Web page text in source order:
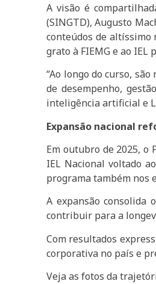
A visão é
(SINGTD), Augusto
conteúdos de altíssimo
grato à FIEMG e ao IEL
“Ao longo do curso,
de desempenho,
inteligência artificial e
Expansão nacional
Em outubro de 2025, o
IEL Nacional voltado
programa também nos
A expansão consolida
contribuir para a
Com resultados
corporativa no país e
Veja as fotos da